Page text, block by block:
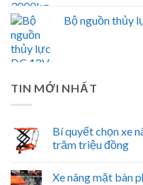
Bộ nguồn thủy
TIN MỚI NHẤT
Bí quyết chọn xe
trăm triệu đồng
Xe nâng mặt bàn